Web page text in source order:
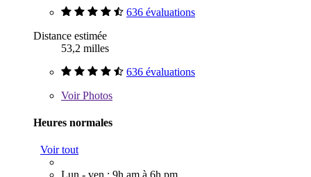
636 évaluations
Distance estimée
53,2 milles
636 évaluations
VoirPhotos
Heures normales
Voir tout
Lun - ven : 9h am à 6h pm